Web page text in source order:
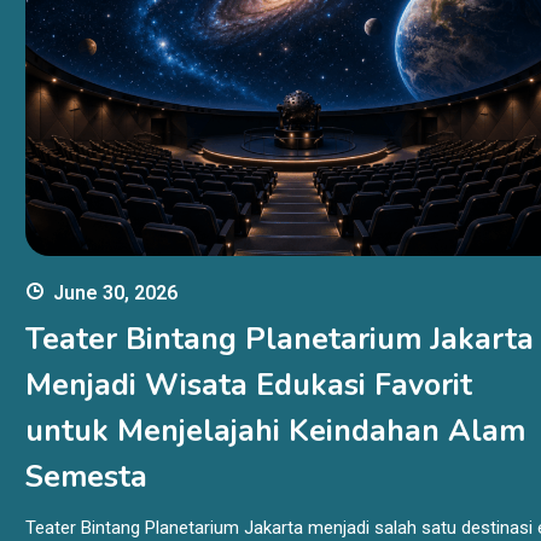
June 30, 2026
Teater Bintang Planetarium Jakarta
Menjadi Wisata Edukasi Favorit
untuk Menjelajahi Keindahan Alam
Semesta
Teater Bintang Planetarium Jakarta menjadi salah satu destinasi